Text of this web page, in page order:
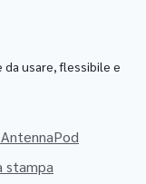
usare, flessibile e
stampa